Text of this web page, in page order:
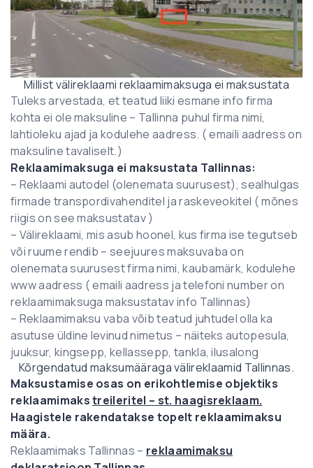
Millist välireklaami reklaamimaksuga ei maksustata
Tuleks arvestada, et teatud liiki esmane info firma
kohta ei ole maksuline – Tallinna puhul firma nimi,
lahtioleku ajad ja kodulehe aadress. ( emaili aadress on
maksuline tavaliselt.)
Reklaamimaksuga ei maksustata Tallinnas:
– Reklaami autodel (olenemata suurusest), sealhulgas
firmade transpordivahenditel ja raskeveokitel ( mõnes
riigis on see maksustatav )
– Välireklaami, mis asub hoonel, kus firma ise tegutseb
või ruume rendib – seejuures maksuvaba on
olenemata suurusest firma nimi, kaubamärk, kodulehe
www aadress ( emaili aadress ja telefoni number on
reklaamimaksuga maksustatav info Tallinnas)
– Reklaamimaksu vaba võib teatud juhtudel olla ka
asutuse üldine levinud nimetus – näiteks autopesula,
juuksur, kingsepp, kellassepp, tankla, ilusalong
Kõrgendatud maksumääraga välireklaamid Tallinnas.
Maksustamise osas on erikohtlemise objektiks
reklaamimakstreileritel – st. haagisreklaam.
Haagistele rakendatakse topelt reklaamimaksu
määra.
Reklaamimaks Tallinnas – reklaamimaksu